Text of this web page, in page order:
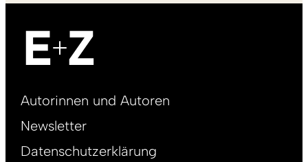
Footer
DE
Autorinnen und Autoren
Newsletter
Datenschutzerklärung